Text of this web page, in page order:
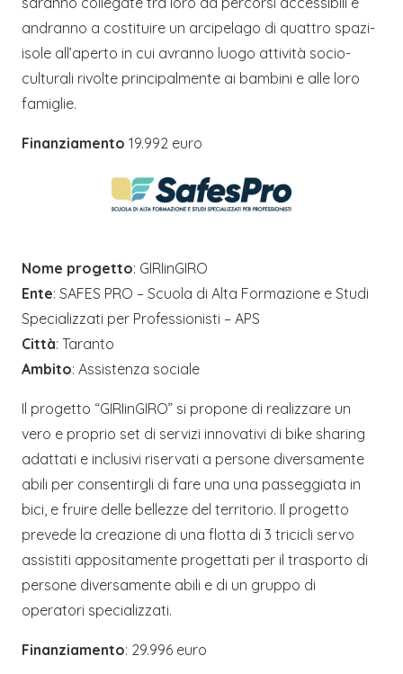
andranno a costituire un arcipelago di quattro spazi-
isole all’aperto in cui avranno luogo attività socio-
culturali rivolte principalmente ai bambini e alle loro
famiglie.
Finanziamento 19.992 euro
Nome progetto: GIRIinGIRO
Ente: SAFES PRO – Scuola di Alta Formazione e Studi
Specializzati per Professionisti – APS
Città: Taranto
Ambito: Assistenza sociale
Il progetto “GIRIinGIRO” si propone di realizzare un
vero e proprio set di servizi innovativi di bike sharing
adattati e inclusivi riservati a persone diversamente
abili per consentirgli di fare una una passeggiata in
bici, e fruire delle bellezze del territorio. Il progetto
prevede la creazione di una flotta di 3 tricicli servo
assistiti appositamente progettati per il trasporto di
persone diversamente abili e di un gruppo di
operatori specializzati.
Finanziamento: 29.996 euro